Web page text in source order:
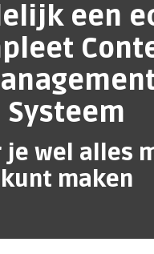
een
Systeem
je wel alles
kunt maken